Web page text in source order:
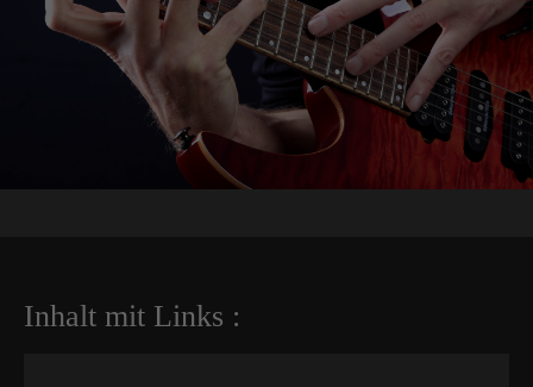
Inhalt mit Links :